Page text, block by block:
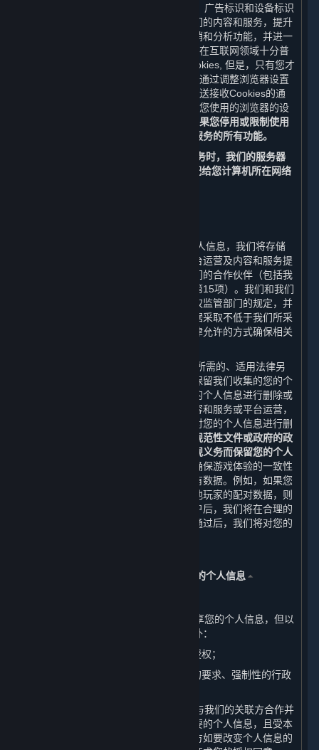
Cookie及类似技术（如网站信标、像素、广告标识和设备标识
符等）以帮助我们分析用户如何使用我们的内容和服务，提升
内容和服务的质量与体验，增强市场营销和分析功能，并进一
步加强我们网站的性能。Cookies的使用在互联网领域十分普
遍。虽然绝大多数浏览器会自动接受Cookies, 但是，只有您才
可以最终决定是否接受Cookies。您可以通过调整浏览器设置
阻止Cookies的接收，要求浏览器向您发送接收Cookies的通
知，或者停用Cookies。您可以通过调整您使用的浏览器的设
但请注意，如果您停用或限制使用
Cookies，您可能无法正常使用内容和服务的所有功能。
（二） 当您访问和使用我们的内容和服务时，我们的服务器
会记录您的IP地址。该IP地址是自动分配给您计算机所在网络
（一） 在中华人民共和国境内收集的个人信息，我们将存储
在中华人民共和国境内。为更好地为平台运营及内容和服务提
供支持，您的部分数据可能被传输至我们的合作伙伴（包括我
们的许可方，其联系方式请见第十一条第15项）。我们和我们
的合作伙伴会遵守适用的法律法规和有权监管部门的规定，并
且我们会要求我们的合作伙伴对您的数据采取不低于我们所采
取的数据安全保护措施。我们亦会以法律允许的方式确保相关
（二） 我们只会在达成本政策所述目的所需的、适用法律另
行要求的或基于您的同意的最短期限内保留我们收集的您的个
人信息，在超出存储期限后我们会对您的个人信息进行删除或
者匿名化处理。此外，如果我们终止内容和服务或平台运营，
我们会在终止内容和服务或平台运营后对您的个人信息进行删
但法律法规、规章、规范性文件或政府的政
策、命令等另有要求或为履行我们的合规义务而保留您的个人
在某些情况下，为了确保游戏体验的一致性
等目的，无法完全删除您在账户中的所有数据。例如，如果您
所购买的游戏中的排位赛信息会影响其他玩家的配对数据，则
不会删除该信息。当您成功申请注销账户后，我们将在合理的
时间内完成对您的账户注销审核，审核通过后，我们将对您的
五、 我们如何共享、转让、公开披露您的个人信息 ⏶
1. 我们不会与任何公司、组织和个人共享您的个人信息，但以
下情况及本政策明确规定的其他情形除外：
（1） 我们已事先获得您明确的同意或授权；
（2） 根据适用的法律法规、法律程序的要求、强制性的行政
2. 为了提供优质的服务，我们可能需要与我们的关联方合作并
共享您的个人信息。但我们只会共享必要的个人信息，且受本
政策中所声明目的的约束。我们的关联方如要改变个人信息的